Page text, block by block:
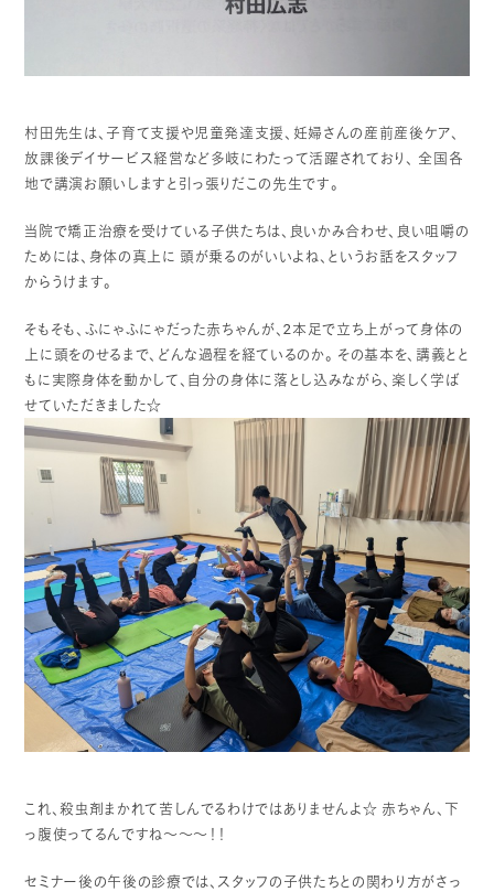
村田先生は、子育て支援や児童発達支援、妊婦さんの産前産後ケア、
放課後デイサービス経営など多岐にわたって活躍されており、
全国各
地で講演お願いしますと引っ張りだこの先生です。
当院で矯正治療を受けている子供たちは、良いかみ合わせ、良い咀嚼の
ためには、身体の真上に 頭が乗るのがいいよね、というお話をスタッフ
からうけます。
そもそも、ふにゃふにゃだった赤ちゃんが、2本足で立ち上がって身体の
上に頭をのせるまで、どんな過程を経ているのか。 その基本を、講義とと
もに実際身体を動かして、自分の身体に落とし込みながら、楽しく学ば
せていただきました☆
これ、殺虫剤まかれて苦しんでるわけではありませんよ☆ 赤ちゃん、下
っ腹使ってるんですね～～～！！
セミナー後の午後の診療では、スタッフの子供たちとの関わり方がさっ